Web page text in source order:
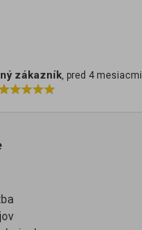
zákazník, pred 4 mesiacmi